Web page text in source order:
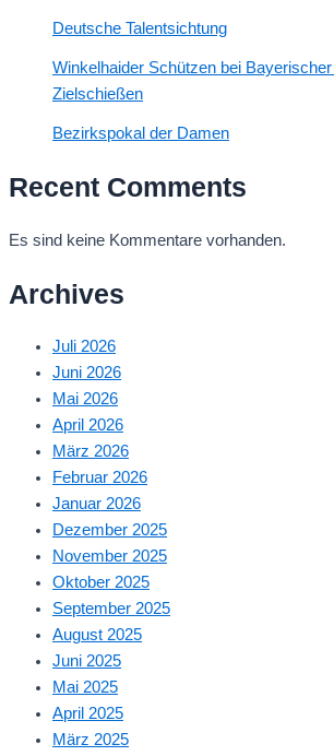
Deutsche Talentsichtung
Winkelhaider Schützen bei
Zielschießen
Bezirkspokal der Damen
Recent Comments
Es sind keine Kommentare vorhanden.
Archives
Juli 2026
Juni 2026
Mai 2026
April 2026
März 2026
Februar 2026
Januar 2026
Dezember 2025
November 2025
Oktober 2025
September 2025
August 2025
Juni 2025
Mai 2025
April 2025
März 2025